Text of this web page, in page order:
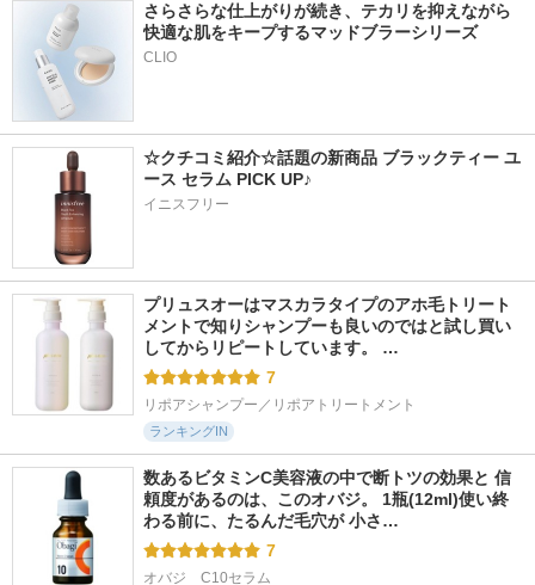
さらさらな仕上がりが続き、テカリを抑えながら
快適な肌をキープするマッドブラーシリーズ
☆クチコミ紹介☆話題の新商品 ブラックティー ユ
ース セラム PICK UP♪
イニスフリー
プリュスオーはマスカラタイプのアホ毛トリート
メントで知りシャンプーも良いのではと試し買い
してからリピートしています。 …
7
リポアシャンプー／リポアトリートメント
ランキングIN
数あるビタミンC美容液の中で断トツの効果と 信
頼度があるのは、このオバジ。 1瓶(12ml)使い終
わる前に、たるんだ毛穴が 小さ…
7
オバジ　C10セラム